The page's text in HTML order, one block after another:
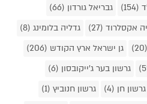
גבריאל גורדון (66)
אקסלרוד (27)
גדליה בלומינג (8)
גן ישראל ארץ הקודש (206)
גרשון בער ג'ייקובסון (6)
גרשון חן (4)
גרשון חנוביץ (1)